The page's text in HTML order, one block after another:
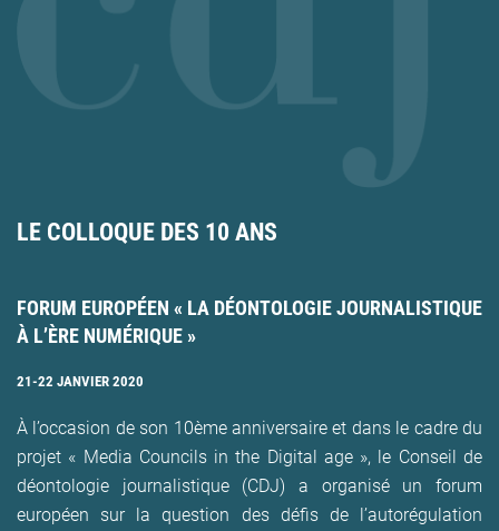
LE COLLOQUE DES 10 ANS
FORUM EUROPÉEN « LA DÉONTOLOGIE JOURNALISTIQUE
À L’ÈRE NUMÉRIQUE »
21-22 JANVIER 2020
À l’occasion de son 10ème anniversaire et dans le cadre du
projet « Media Councils in the Digital age », le Conseil de
déontologie journalistique (CDJ) a organisé un forum
européen sur la question des défis de l’autorégulation